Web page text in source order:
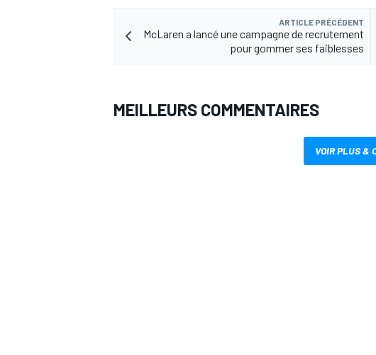
ARTICLE PRÉCÉDENT
McLaren a lancé une campagne de recrutement
pour gommer ses faiblesses
MEILLEURS COMMENTAIRES
VOIR PLUS &